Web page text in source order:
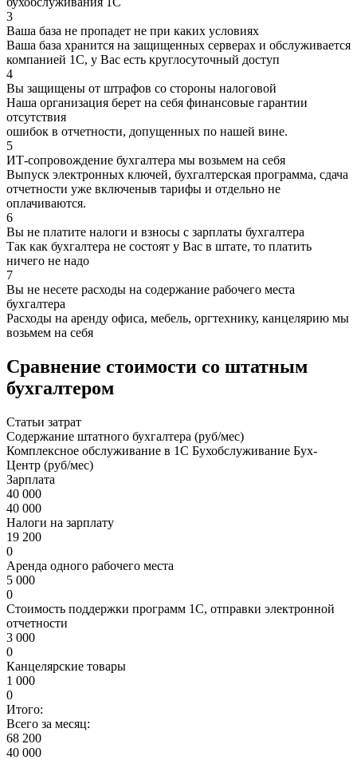
3
Ваша база не пропадет не при каких условиях
Ваша база хранится на защищенных серверах и обслуживается
компанией 1С, у Вас есть круглосуточный доступ
4
Вы защищены от штрафов со стороны налоговой
Наша организация берет на себя финансовые гарантии
отсутствия
ошибок в отчетности, допущенных по нашей вине.
5
ИТ-сопровождение бухгалтера мы возьмем на себя
Выпуск электронных ключей, бухгалтерская программа, сдача
отчетности уже включеныв тарифы и отдельно не
оплачиваются.
6
Вы не платите налоги и взносы с зарплаты бухгалтера
Так как бухгалтера не состоят у Вас в штате, то платить
ничего не надо
7
Вы не несете расходы на содержание рабочего места
бухгалтера
Расходы на аренду офиса, мебель, оргтехнику, канцелярию мы
возьмем на себя
Сравнение стоимости со штатным
бухгалтером
Статьи затрат
Содержание штатного бухгалтера (руб/мес)
Комплексное обслуживание в 1С Бухобслуживание Бух-
Центр (руб/мес)
Зарплата
40 000
40 000
Налоги на зарплату
19 200
0
Аренда одного рабочего места
5 000
0
Стоимость поддержки программ 1С, отправки электронной
отчетности
3 000
0
Канцелярские товары
1 000
0
Итого:
Всего за месяц:
68 200
40 000